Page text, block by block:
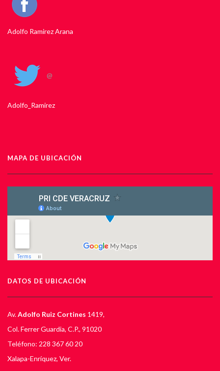
Adolfo Ramirez Arana
@
Adolfo_Ramirez
MAPA DE UBICACIÓN
DATOS DE UBICACIÓN
Av.Adolfo Ruiz Cortines 1419,
Col. Ferrer Guardia, C.P., 91020
Teléfono: 228 367 60 20
Xalapa-Enríquez, Ver.